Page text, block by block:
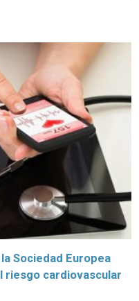
Sociedad Europea
riesgo cardiovascular